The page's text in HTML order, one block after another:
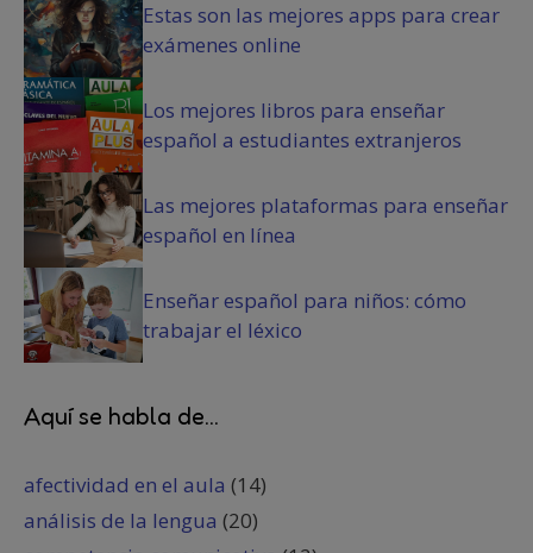
Estas son las mejores apps para crear
exámenes online
Los mejores libros para enseñar
español a estudiantes extranjeros
Las mejores plataformas para enseñar
español en línea
Enseñar español para niños: cómo
trabajar el léxico
Aquí se habla de...
afectividad en el aula (14)
análisis de la lengua (20)